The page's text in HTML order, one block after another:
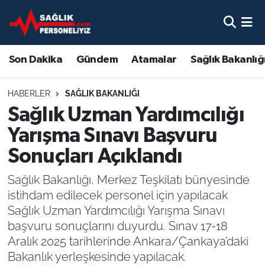
Son Dakika Gündem Atamalar Sağlık
HABERLER SAĞLIK BAKANLIĞI
Sağlık Uzman Yardımcılığı
Yarışma Sınavı Başvuru
Sonuçları Açıklandı
Sağlık Bakanlığı, Merkez Teşkilatı bünyesinde
istihdam edilecek personel için yapılacak
Sağlık Uzman Yardımcılığı Yarışma Sınavı
başvuru sonuçlarını duyurdu. Sınav 17-18
Aralık 2025 tarihlerinde Ankara/Çankaya’daki
Bakanlık yerleşkesinde yapılacak.
Son Dakika
Gündem
Atamalar
Sağlık Bakanlığı
Mevzuat
Sendika
Sağlık Personeli Alımı
Eğitim
Nöbetçi Eczaneler
Hava Durumu
Namaz Vakitleri
Trafik Durumu
Süper Lig Puan Durumu ve Fikstür
Tüm Manşetler
Son Dakika Haberleri
Haber Arşivi